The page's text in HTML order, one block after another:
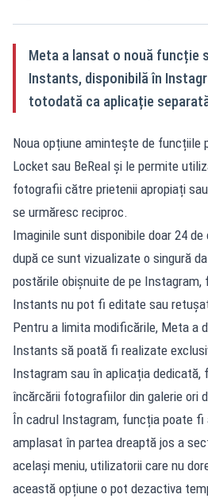
Meta a lansat o nouă funcție
Instants, disponibilă în
totodată ca aplicație
Noua opțiune amintește de funcțiile
Locket sau BeReal și le permite
fotografii către prietenii apropiați
se urmăresc reciproc.
Imaginile sunt disponibile doar 24
după ce sunt vizualizate o singură
postările obișnuite de pe
Instants nu pot fi editate sau
Pentru a limita modificările, Meta a
Instants să poată fi realizate
Instagram sau în aplicația dedicată,
încărcării fotografiilor din galerie ori
În cadrul Instagram, funcția poate
amplasat în partea dreaptă jos a
același meniu, utilizatorii care nu
această opțiune o pot dezactiva